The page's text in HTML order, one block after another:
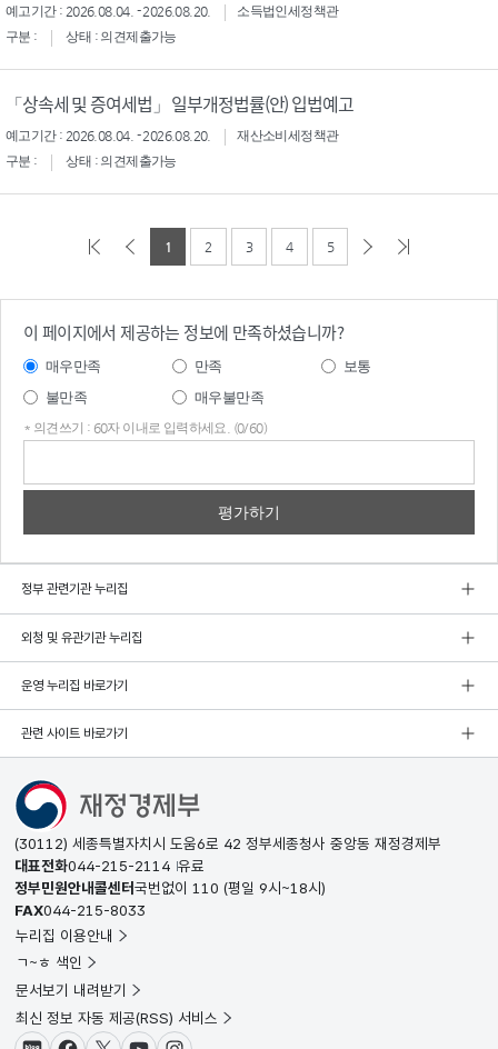
예고기간 : 2026.08.04. - 2026.08.20.
소득법인세정책관
구분 :
상태 : 의견제출가능
「상속세 및 증여세법」 일부개정법률(안) 입법예고
예고기간 : 2026.08.04. - 2026.08.20.
재산소비세정책관
구분 :
상태 : 의견제출가능
1 2 3 4 5
이 페이지에서 제공하는 정보에 만족하셨습니까?
매우만족 만족
보통
불만족
매우불만족
* 의견쓰기 : 60자 이내로 입력하세요. (0/60)
정부 관련기관 누리집
외청 및 유관기관 누리집
운영 누리집 바로가기
관련 사이트 바로가기
(30112) 세종특별자치시 도움6로 42 정부세종청사 중앙동 재정경제부
대표전화044-215-2114 유료
정부민원안내콜센터국번없이 110 (평일 9시~18시)
FAX044-215-8033
누리집 이용안내
ㄱ~ㅎ 색인
문서보기 내려받기
최신 정보 자동 제공(RSS) 서비스
블로그페이스북X(트위터)유튜브인스타그램